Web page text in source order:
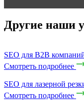
Другие наши
SEO для B2B
Смотреть подробнее
SEO для лазерной
Смотреть подробнее